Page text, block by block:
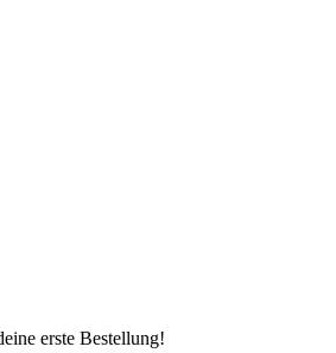
erste Bestellung!